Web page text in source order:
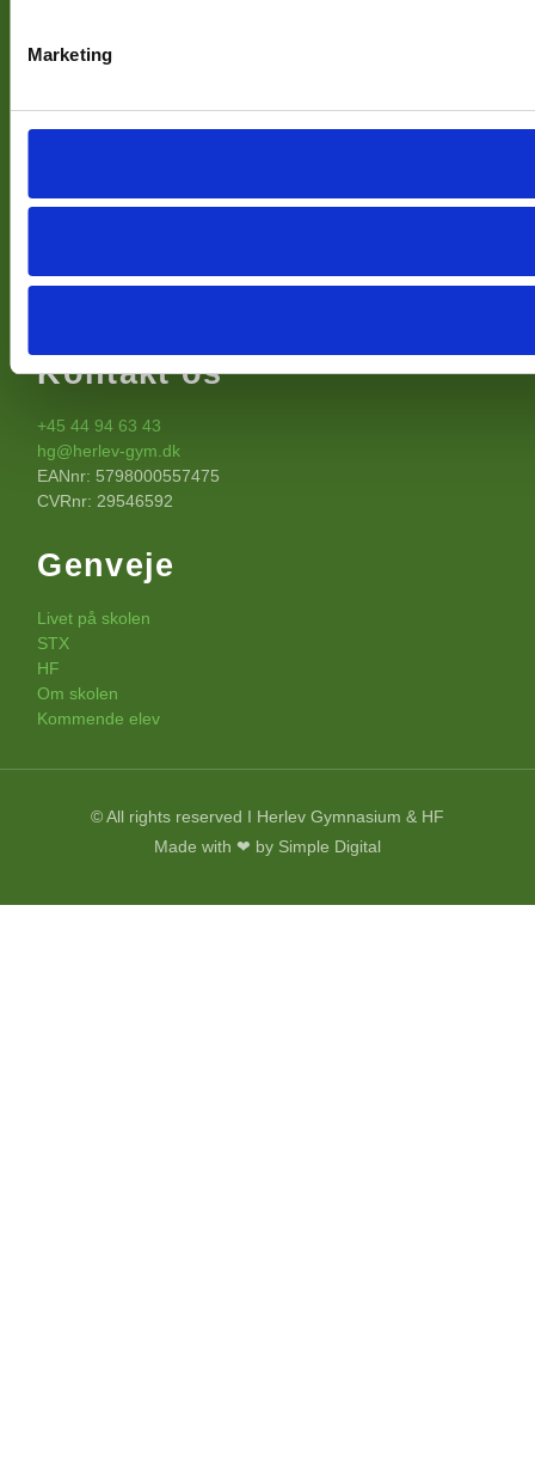
Marketing
Åbningstider
Kontakt os
+45 44 94 63 43
hg@herlev-gym.dk
EANnr: 5798000557475
CVRnr: 29546592
Genveje
Livet på skolen
STX
HF
Om skolen
Kommende elev
© All rights reserved I Herlev Gymnasium & HF
Made with ❤ by Simple Digital